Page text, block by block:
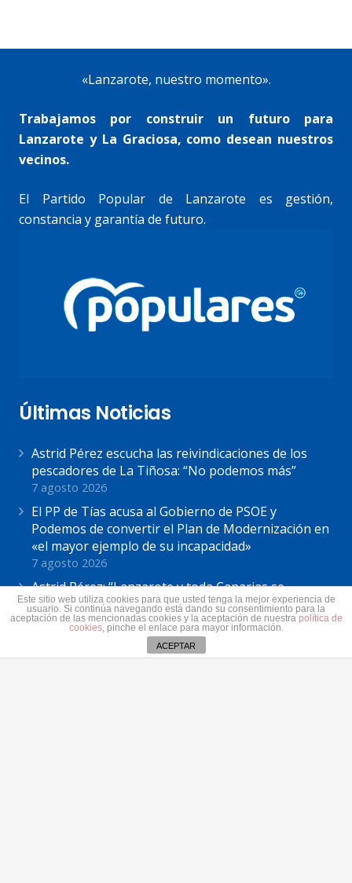
«Lanzarote, nuestro momento».
Trabajamos por construir un futuro para
Lanzarote y La Graciosa, como desean nuestros
vecinos.
El Partido Popular de Lanzarote es gestión,
constancia y garantía de futuro.
Últimas Noticias
Astrid Pérez escucha las reivindicaciones de los
pescadores de La Tiñosa: “No podemos más”
7 agosto 2026
El PP de Tías acusa al Gobierno de PSOE y
Podemos de convertir el Plan de Modernización en
«el mayor ejemplo de su incapacidad»
7 agosto 2026
Astrid Pérez: “Lanzarote y toda Canarias se
solidariza con Ceuta: España no puede seguir sin
una política migratoria de Estado”
Este sitio web utiliza cookies para que usted tenga la mejor experiencia de
usuario. Si continúa navegando está dando su consentimiento para la
aceptación de las mencionadas cookies y la aceptación de nuestra política de
cookies, pinche el enlace para mayor información.
ACEPTAR